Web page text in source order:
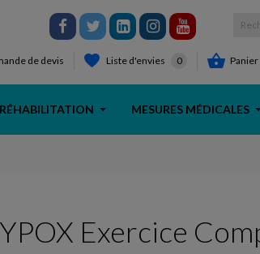
de devis Liste d'envies 0  Panier
RÉHABILITATION MESURES MÉDICALES
Exercice